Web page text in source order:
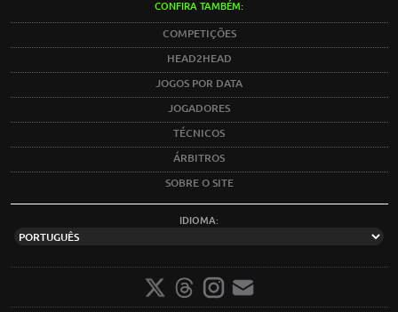
CONFIRA TAMBÉM:
COMPETIÇÕES
HEAD2HEAD
JOGOS POR DATA
JOGADORES
TÉCNICOS
ÁRBITROS
SOBRE O SITE
IDIOMA: